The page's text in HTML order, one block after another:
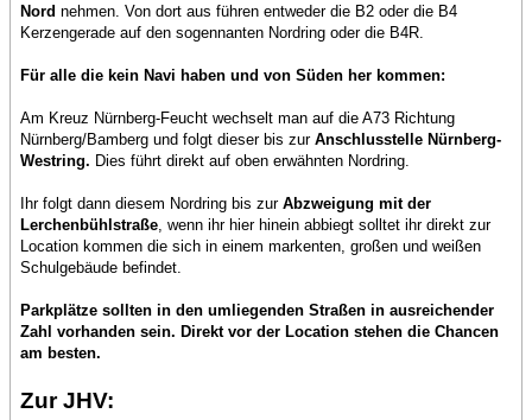
Nord nehmen. Von dort aus führen entweder die B2 oder die B4
Kerzengerade auf den sogennanten Nordring oder die B4R.
Für alle die kein Navi haben und von Süden her kommen:
Am Kreuz Nürnberg-Feucht wechselt man auf die A73 Richtung
Nürnberg/Bamberg und folgt dieser bis zur Anschlusstelle Nürnberg-
Westring. Dies führt direkt auf oben erwähnten Nordring.
Ihr folgt dann diesem Nordring bis zur Abzweigung mit der
Lerchenbühlstraße , wenn ihr hier hinein abbiegt solltet ihr direkt zur
Location kommen die sich in einem markenten, großen und weißen
Schulgebäude befindet.
Parkplätze sollten in den umliegenden Straßen in ausreichender
Zahl vorhanden sein. Direkt vor der Location stehen die Chancen
am besten.
Zur JHV: